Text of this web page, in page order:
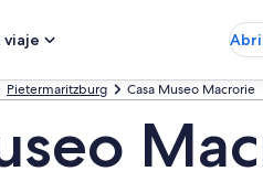
viaje
Pietermaritzburg Casa Museo Macrorie